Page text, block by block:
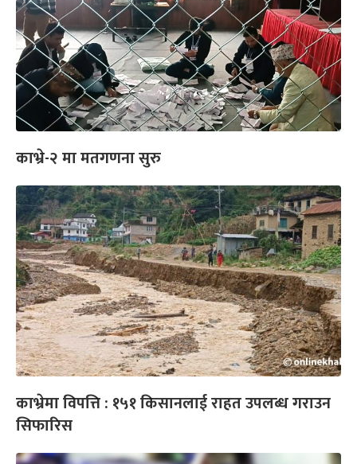
काभ्रे-२ मा मतगणना सुरु
काभ्रेमा विपत्ति : १५१ किसानलाई राहत उपलब्ध गराउन
सिफारिस